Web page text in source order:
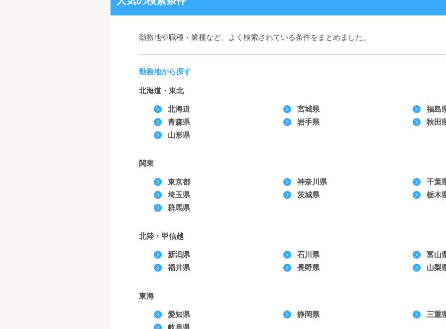
勤務地や職種・業種など、よく検索されている条件をまとめました。
勤務地から探す
北海道・東北
北海道 宮城県
福島
青森県
岩手県
秋田
山形県
関東
東京都 神奈川県
千葉
埼玉県
茨城県
栃木
群馬県
北陸・甲信越
新潟県 石川県
富山
福井県
長野県 山梨
東海
愛知県 静岡県
三重
岐阜県